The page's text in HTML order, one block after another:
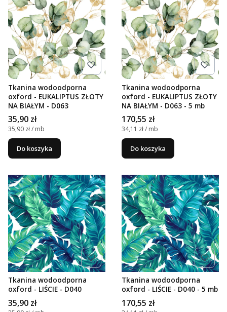
Tkanina wodoodporna
oxford - EUKALIPTUS ZŁOTY
NA BIAŁYM - D063
Cena
35,90 zł
Cena jednostkowa
35,90 zł / mb
Do koszyka
Tkanina wodoodporna
oxford - EUKALIPTUS ZŁOTY
NA BIAŁYM - D063 - 5 mb
Cena
170,55 zł
Cena jednostkowa
34,11 zł / mb
Do koszyka
Tkanina wodoodporna
oxford - LIŚCIE - D040
Cena
35,90 zł
Tkanina wodoodporna
oxford - LIŚCIE - D040 - 5 mb
Cena
170,55 zł